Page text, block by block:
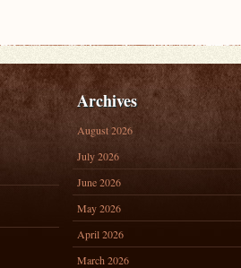
Archives
August 2026
July 2026
June 2026
May 2026
April 2026
March 2026